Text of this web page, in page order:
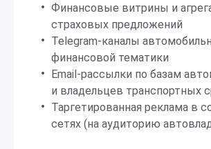
Финансовые витрины и
страховых предложений
Telegram-каналы
финансовой тематики
Email-рассылки по базам
и владельцев транспортных
Таргетированная реклама в
сетях (на аудиторию